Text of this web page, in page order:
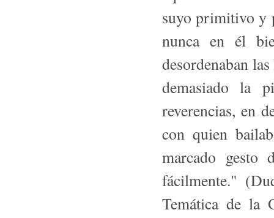
suyo primitivo y
nunca en él
desordenaban
demasiado la
reverencias, en
con quien
marcado gesto
fácilmente."
Temática de la